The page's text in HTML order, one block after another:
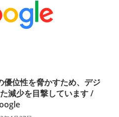
位性を脅かすため、デジ
減少を目撃しています /